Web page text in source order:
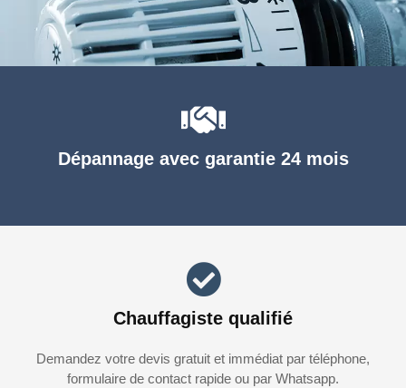
Dépannage avec garantie 24 mois
Chauffagiste qualifié
Demandez votre devis gratuit et immédiat par téléphone,
formulaire de contact rapide ou par Whatsapp.